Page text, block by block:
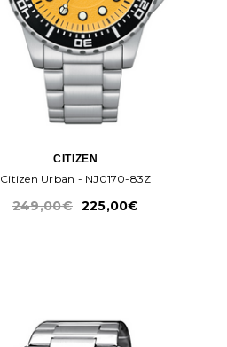
CITIZEN
Citizen Urban - NJ0170-83Z
249,00€ 225,00€